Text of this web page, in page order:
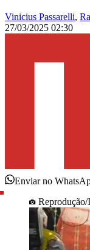
Vinicius Passarelli,
27/03/2025 02:30
Enviar no